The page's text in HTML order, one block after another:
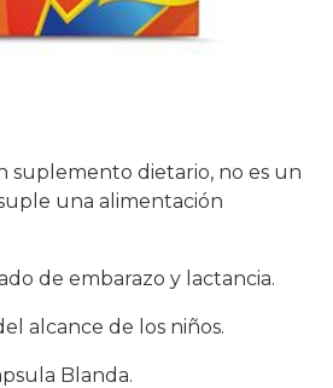
suplemento dietario, no es un
una alimentación
de embarazo y lactancia.
alcance de los niños.
Blanda.